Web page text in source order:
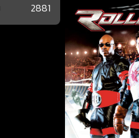
2881